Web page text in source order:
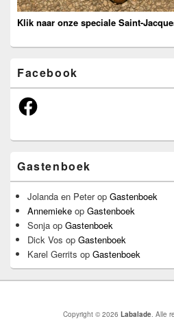
Klik naar onze speciale Saint-
Facebook
Facebook
Gastenboek
Jolanda en Peterop Gastenboek
Annemieke op Gastenboek
Sonja op Gastenboek
Dick Vos op Gastenboek
Karel Gerrits op Gastenboek
Copyright © 2026 Labalade . Alle